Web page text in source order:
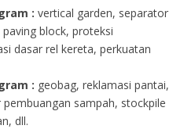
: vertical garden, separator
block, proteksi
dasar rel kereta, perkuatan
: geobag, reklamasi pantai,
sampah, stockpile
dll.